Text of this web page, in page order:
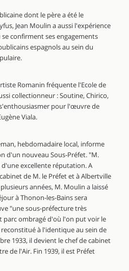
dont le père a été le
Jean Moulin a aussi l'expérience
confirment ses engagements
espagnols au sein du
Romanin fréquente l'Ecole de
collectionneur : Soutine, Chirico,
pour l'œuvre de
Viala.
hebdomadaire local, informe
d'un nouveau Sous-Préfet. "M.
excellente réputation. A
de M. le Préfet et à Albertville
années, M. Moulin a laissé
à Thonon-les-Bains sera
"une sous-préfecture très
parc ombragé d'où l'on put voir le
reconstitué à l'identique au sein de
1933, il devient le chef de cabinet
de l'Air. Fin 1939, il est Préfet